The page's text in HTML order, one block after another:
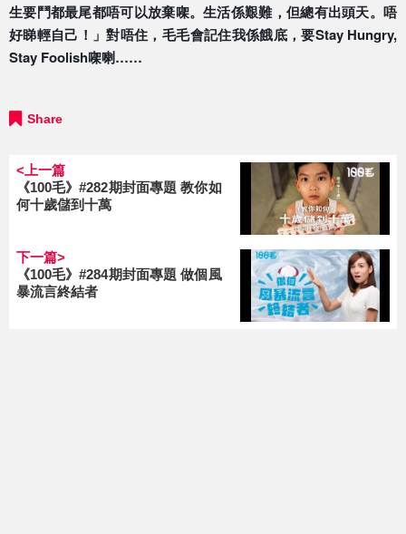
生要鬥都最尾都唔可以放棄㗎。生活係艱難，但總有出頭天。唔
好睇輕自己！」對唔住，毛毛會記住我係餓底，要Stay Hungry,
Stay Foolish㗎喇……
Share
<上一篇
《100毛》#282期封面專題 教你如
何十歲儲到十萬
下一篇>
《100毛》#284期封面專題 做個風
暴流言終結者